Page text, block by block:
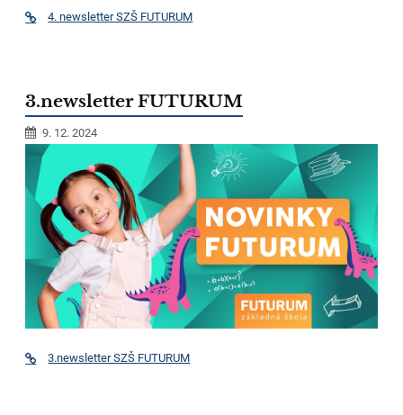
4. newsletter SZŠ FUTURUM
3.newsletter FUTURUM
9. 12. 2024
3.newsletter SZŠ FUTURUM